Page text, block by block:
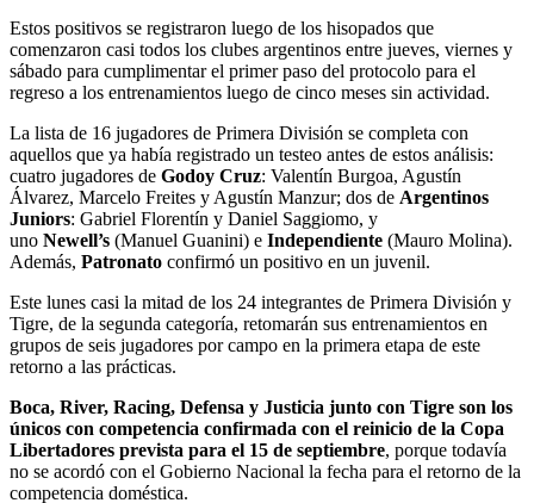
Estos positivos se registraron luego de los hisopados que
comenzaron casi todos los clubes argentinos entre jueves, viernes y
sábado para cumplimentar el primer paso del protocolo para el
regreso a los entrenamientos luego de cinco meses sin actividad.
La lista de 16 jugadores de Primera División se completa con
aquellos que ya había registrado un testeo antes de estos análisis:
cuatro jugadores de Godoy Cruz: Valentín Burgoa, Agustín
Álvarez, Marcelo Freites y Agustín Manzur; dos de Argentinos
Juniors: Gabriel Florentín y Daniel Saggiomo, y
uno Newell’s (Manuel Guanini) e Independiente (Mauro Molina).
Además, Patronato confirmó un positivo en un juvenil.
Este lunes casi la mitad de los 24 integrantes de Primera División y
Tigre, de la segunda categoría, retomarán sus entrenamientos en
grupos de seis jugadores por campo en la primera etapa de este
retorno a las prácticas.
Boca, River, Racing, Defensa y Justicia junto con Tigre son los
únicos con competencia confirmada con el reinicio de la Copa
Libertadores prevista para el 15 de septiembre, porque todavía
no se acordó con el Gobierno Nacional la fecha para el retorno de la
competencia doméstica.